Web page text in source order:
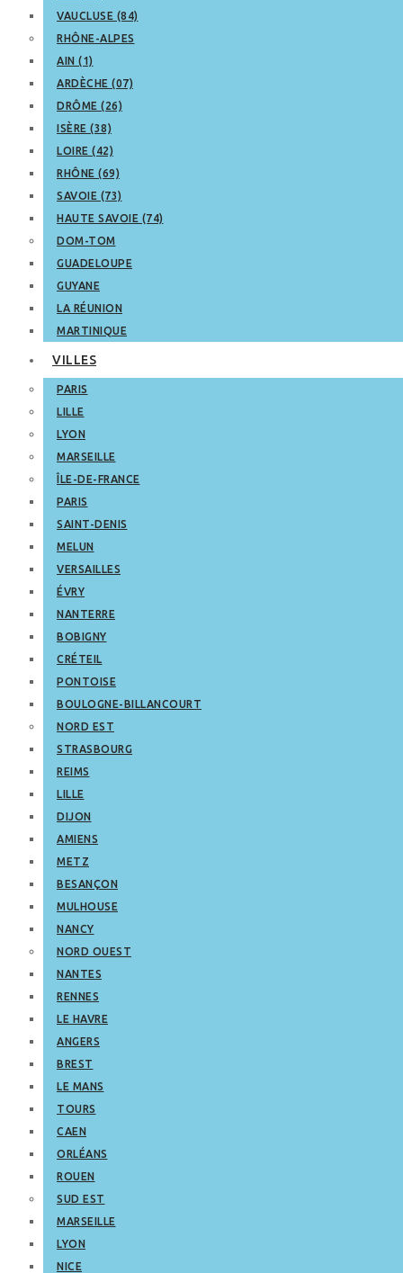
VAUCLUSE (84)
RHÔNE-ALPES
AIN (1)
ARDÈCHE (07)
DRÔME (26)
ISÈRE (38)
LOIRE (42)
RHÔNE (69)
SAVOIE (73)
HAUTE SAVOIE (74)
DOM-TOM
GUADELOUPE
GUYANE
LA RÉUNION
MARTINIQUE
VILLES
PARIS
LILLE
LYON
MARSEILLE
ÎLE-DE-FRANCE
PARIS
SAINT-DENIS
MELUN
VERSAILLES
ÉVRY
NANTERRE
BOBIGNY
CRÉTEIL
PONTOISE
BOULOGNE-BILLANCOURT
NORD EST
STRASBOURG
REIMS
LILLE
DIJON
AMIENS
METZ
BESANÇON
MULHOUSE
NANCY
NORD OUEST
NANTES
RENNES
LE HAVRE
ANGERS
BREST
LE MANS
TOURS
CAEN
ORLÉANS
ROUEN
SUD EST
MARSEILLE
LYON
NICE